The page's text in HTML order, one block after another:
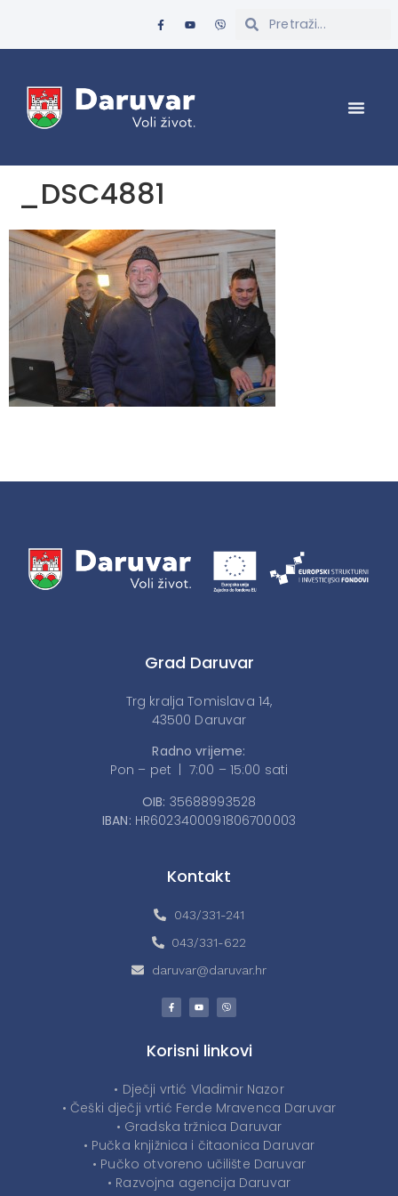
_DSC4881
Grad Daruvar
Trg kralja Tomislava 14,
43500 Daruvar
Radno vrijeme:
Pon – pet | 7:00 – 15:00 sati
OIB: 35688993528
IBAN: HR6023400091806700003
Kontakt
043/331-241
043/331-622
daruvar@daruvar.hr
Korisni linkovi
• Dječji vrtić Vladimir Nazor
• Češki dječji vrtić Ferde Mravenca Daruvar
• Gradska tržnica Daruvar
• Pučka knjižnica i čitaonica Daruvar
• Pučko otvoreno učilište Daruvar
• Razvojna agencija Daruvar